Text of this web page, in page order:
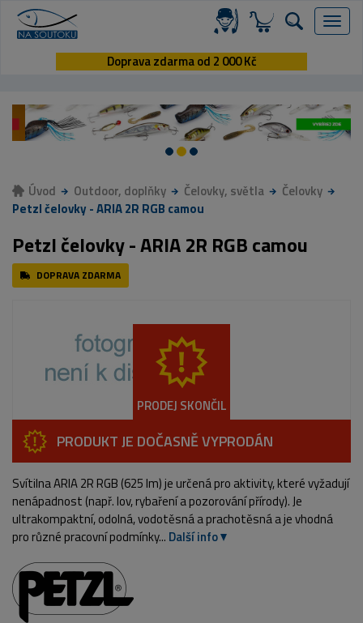
Menu
Doprava zdarma od 2 000 Kč
Úvod Outdoor, doplňky Čelovky, světla
Čelovky
Petzl čelovky - ARIA 2R RGB camou
Petzl čelovky - ARIA 2R RGB camou
DOPRAVA ZDARMA
PRODEJ SKONČIL
PRODUKT JE DOČASNĚ VYPRODÁN
Svítilna ARIA 2R RGB (625 lm) je určená pro aktivity, které vyžadují
nenápadnost (např. lov, rybaření a pozorování přírody). Je
ultrakompaktní, odolná, vodotěsná a prachotěsná a je vhodná
pro různé pracovní podmínky... Další info